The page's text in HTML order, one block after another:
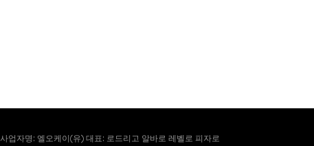
사업자명: 엘오케이(유) 대표: 로드리고 알바로 레벨로 피자로